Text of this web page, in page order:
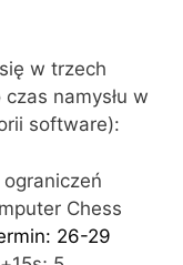
w trzech
namysłu w
software):
Chess
26-29